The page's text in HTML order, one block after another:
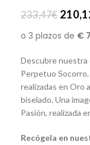
233,47€
Descubre nuestra
Perpetuo
realizadas en Oro
biselado. Una
Pasión, realizada
Recógela en